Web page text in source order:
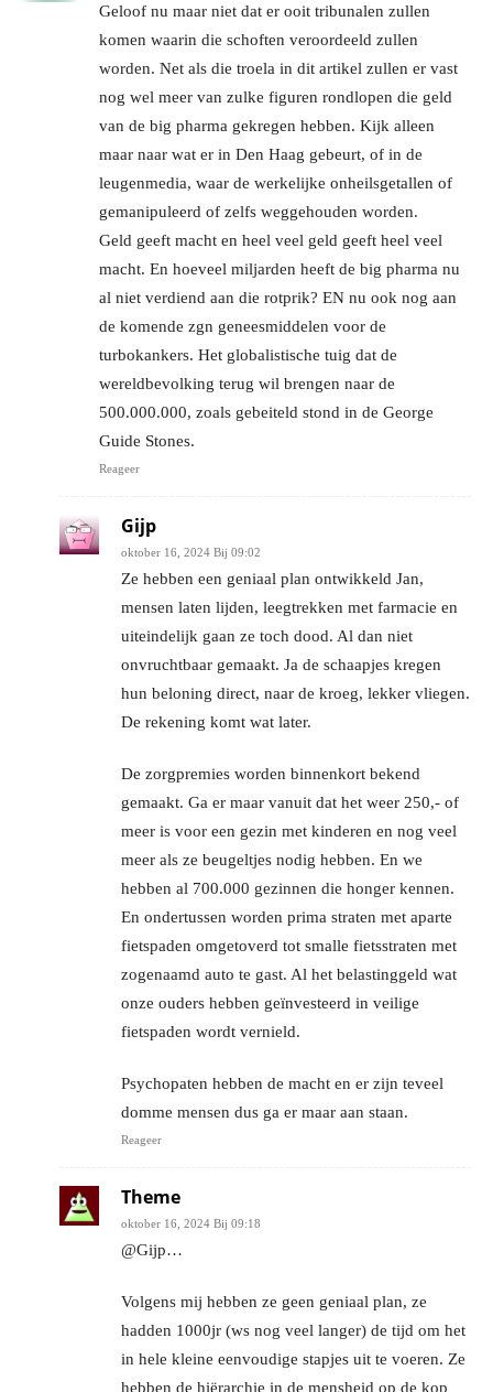
Geloof nu maar niet dat er ooit tribunalen zullen
komen waarin die schoften veroordeeld zullen
worden. Net als die troela in dit artikel zullen er vast
nog wel meer van zulke figuren rondlopen die geld
van de big pharma gekregen hebben. Kijk alleen
maar naar wat er in Den Haag gebeurt, of in de
leugenmedia, waar de werkelijke onheilsgetallen of
gemanipuleerd of zelfs weggehouden worden.
Geld geeft macht en heel veel geld geeft heel veel
macht. En hoeveel miljarden heeft de big pharma nu
al niet verdiend aan die rotprik? EN nu ook nog aan
de komende zgn geneesmiddelen voor de
turbokankers. Het globalistische tuig dat de
wereldbevolking terug wil brengen naar de
500.000.000, zoals gebeiteld stond in de George
Guide Stones.
Reageer
Gijp
oktober 16, 2024 Bij 09:02
Ze hebben een geniaal plan ontwikkeld Jan,
mensen laten lijden, leegtrekken met farmacie en
uiteindelijk gaan ze toch dood. Al dan niet
onvruchtbaar gemaakt. Ja de schaapjes kregen
hun beloning direct, naar de kroeg, lekker vliegen.
De rekening komt wat later.
De zorgpremies worden binnenkort bekend
gemaakt. Ga er maar vanuit dat het weer 250,- of
meer is voor een gezin met kinderen en nog veel
meer als ze beugeltjes nodig hebben. En we
hebben al 700.000 gezinnen die honger kennen.
En ondertussen worden prima straten met aparte
fietspaden omgetoverd tot smalle fietsstraten met
zogenaamd auto te gast. Al het belastinggeld wat
onze ouders hebben geïnvesteerd in veilige
fietspaden wordt vernield.
Psychopaten hebben de macht en er zijn teveel
domme mensen dus ga er maar aan staan.
Reageer
Theme
oktober 16, 2024 Bij 09:18
@Gijp…
Volgens mij hebben ze geen geniaal plan, ze
hadden 1000jr (ws nog veel langer) de tijd om het
in hele kleine eenvoudige stapjes uit te voeren. Ze
hebben de hiërarchie in de mensheid op de kop